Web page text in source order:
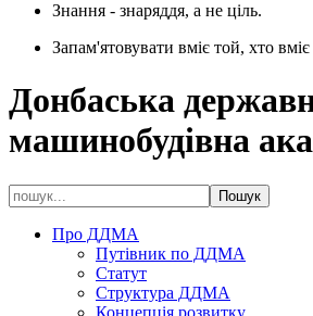
Знання - знаряддя, а не ціль.
Запам'ятовувати вміє той, хто
Донбаська
машинобудівна
Про ДДМА
Путівник по ДДМА
Статут
Структура ДДМА
Концепція розвитку